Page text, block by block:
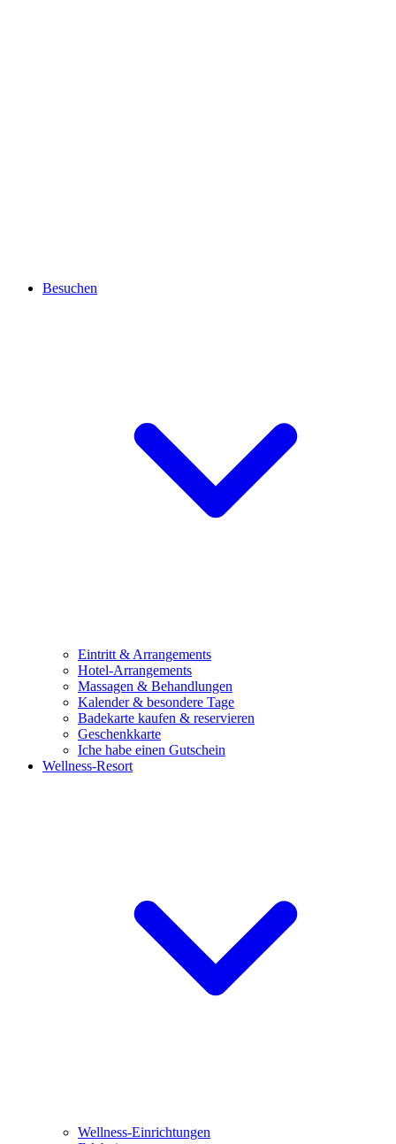
Besuchen
Eintritt & Arrangements
Hotel-Arrangements
Massagen & Behandlungen
Kalender & besondere Tage
Badekarte kaufen & reservieren
Geschenkkarte
Iche habe einen Gutschein
Wellness-Resort
Wellness-Einrichtungen